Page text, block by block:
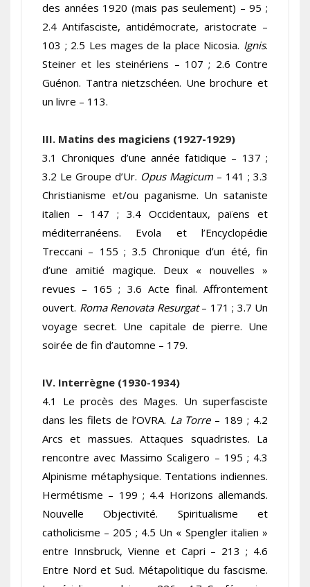
des années 1920 (mais pas seulement) – 95 ;
2.4 Antifasciste, antidémocrate, aristocrate –
103 ; 2.5 Les mages de la place Nicosia. Ignis.
Steiner et les steinériens – 107 ; 2.6 Contre
Guénon. Tantra nietzschéen. Une brochure et
un livre – 113.
III. Matins des magiciens (1927-1929)
3.1 Chroniques d’une année fatidique – 137 ;
3.2 Le Groupe d’Ur. Opus Magicum– 141 ; 3.3
Christianisme et/ou paganisme. Un sataniste
italien – 147 ; 3.4 Occidentaux, païens et
méditerranéens. Evola et l’Encyclopédie
Treccani – 155 ; 3.5 Chronique d’un été, fin
d’une amitié magique. Deux « nouvelles »
revues – 165 ; 3.6 Acte final. Affrontement
ouvert. Roma Renovata Resurgat– 171 ; 3.7 Un
voyage secret. Une capitale de pierre. Une
soirée de fin d’automne – 179.
IV. Interrègne (1930-1934)
4.1 Le procès des Mages. Un superfasciste
dans les filets de l’OVRA. La Torre– 189 ; 4.2
Arcs et massues. Attaques squadristes. La
rencontre avec Massimo Scaligero – 195 ; 4.3
Alpinisme métaphysique. Tentations indiennes.
Hermétisme – 199 ; 4.4 Horizons allemands.
Nouvelle Objectivité. Spiritualisme et
catholicisme – 205 ; 4.5 Un « Spengler italien »
entre Innsbruck, Vienne et Capri – 213 ; 4.6
Entre Nord et Sud. Métapolitique du fascisme.